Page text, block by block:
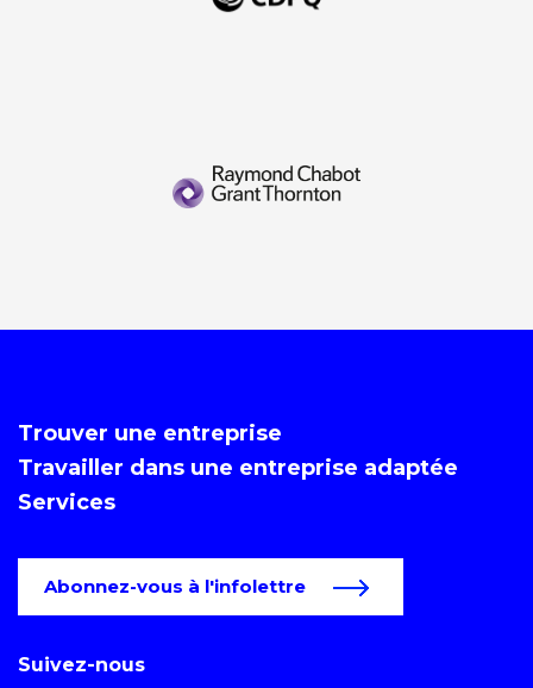
Trouver une entreprise
Travailler dans une entreprise adaptée
Services
Abonnez-vous à l'infolettre
Suivez-nous